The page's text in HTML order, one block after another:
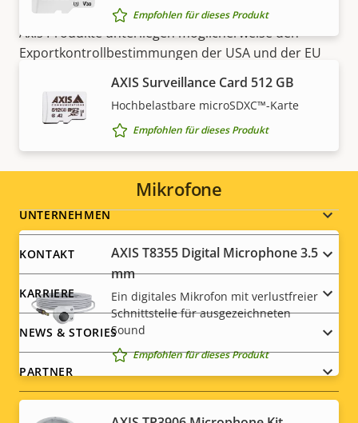
Empfohlen für dieses Produkt
AXIS Surveillance Card 512 GB
Hochbelastbare microSDXC™-Karte
Empfohlen für dieses Produkt
Mikrofone
AXIS T8355 Digital Microphone 3.5
mm
Ein digitales Mikrofon mit verlustfreier
Schnittstelle für ausgezeichneten
Sound
Empfohlen für dieses Produkt
HINWEIS
Axis Produkte unterliegen möglicherweise den
Exportkontrollbestimmungen der USA und der EU
sowie anderer nationaler Exportkontrollgesetze.
Finden Sie hier Compliance-Informationen zum
Export für Ihr Produkt.
Footer
menu
UNTERNEHMEN
KONTAKT
KARRIERE
NEWS & STORIES
PARTNER